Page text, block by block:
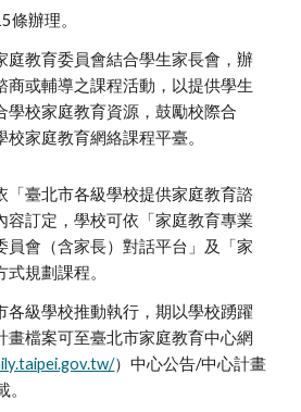
條辦理。
庭教育委員會結合學生家長會，辦
商或輔導之課程活動，以提供學生
學校家庭教育資源，鼓勵校際合
家庭教育網絡課程平臺。
「臺北市各級學校提供家庭教育諮
容訂定，學校可依「家庭教育專業
員會（含家長）對話平台」及「家
規劃課程。
各級學校推動執行，期以學校踴躍
畫檔案可至臺北市家庭教育中心網
）中心公告/中心計畫